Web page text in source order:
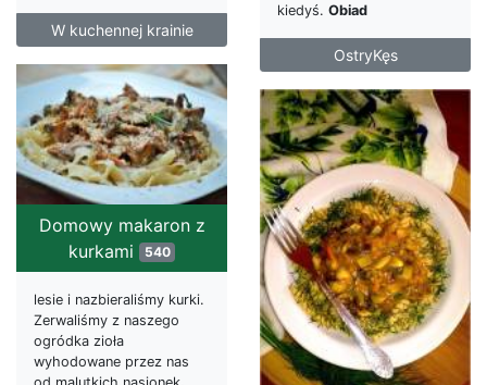
W kuchennej krainie
kiedyś. Obiad
OstryKęs
Domowy makaron z
kurkami
540
lesie i nazbieraliśmy kurki.
Zerwaliśmy z naszego
ogródka zioła
wyhodowane przez nas